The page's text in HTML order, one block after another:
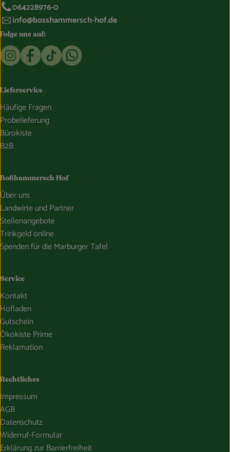
064228976-0
info@bosshammersch-hof.de
Folge uns auf:
Externer Link zu https://www.instagram.com/
Externer Link zu https://www.facebook.com/
Externer Link zu https://www.tiktok.com/
Externer Link zu https://whatsapp.com/
Lieferservice
Häufige Fragen
Probelieferung
Bürokiste
B2B
Boßhammersch Hof
Über uns
Landwirte und Partner
Stellenangebote
Trinkgeld online
Spenden für die Marburger Tafel
Service
Kontakt
Hofladen
Gutschein
Ökokiste Prime
Reklamation
Rechtliches
Impressum
AGB
Datenschutz
Widerruf-Formular
Erklärung zur Barrierfreiheit